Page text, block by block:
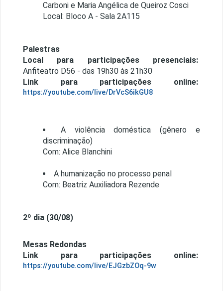
Carboni e Maria Angélica de Queiroz Cosci
Local: Bloco A - Sala 2A115
Palestras
Local para participações presenciais:
Anfiteatro D56 - das 19h30 às 21h30
Link para participações online:
https://youtube.com/live/DrVcS6ikGU8
A violência doméstica (gênero e
discriminação)
Com: Alice Blanchini
A humanização no processo penal
Com: Beatriz Auxiliadora Rezende
2º dia (30/08)
Mesas Redondas
Link para participações online:
https://youtube.com/live/EJGzbZOq-9w